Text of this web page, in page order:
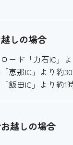
ー
しの場合
ード「力石IC」
恵那IC」より約
飯田IC」より約1
越しの場合